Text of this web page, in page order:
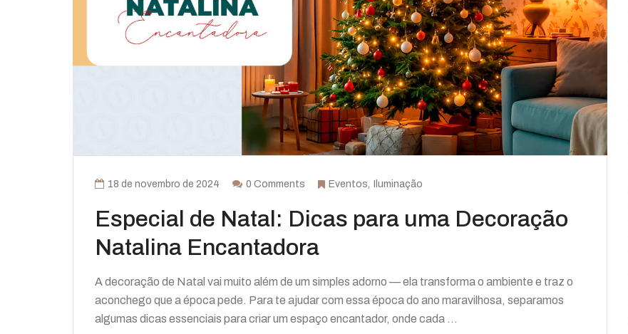
18 de novembro de 2024 0 Comments Eventos Iluminação
Especial de Natal: Dicas para uma Decoração
Natalina Encantadora
A decoração de Natal vai muito além de um simples adorno — ela transforma o ambiente e traz o
aconchego que a época pede. Para te ajudar com essa época do ano maravilhosa, separamos
algumas dicas essenciais para criar um espaço encantador, onde cada ...